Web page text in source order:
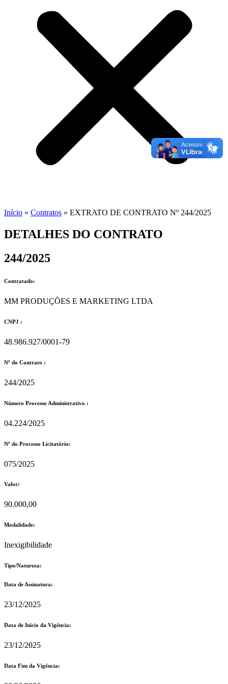
Início » Contratos » EXTRATO DE CONTRATO Nº 244/2025
DETALHES DO CONTRATO​
244/2025
Contratado:
MM PRODUÇÕES E MARKETING LTDA
CNPJ :
48.986.927/0001-79
Nº do Contrato :
244/2025
Número Processo Administrativo :
04.224/2025
Nº do Processo Licitatório:
075/2025
Valor:
90.000,00
Modalidade:
Inexigibilidade
Tipo/Natureza:
Data de Assinatura:
23/12/2025
Data de Início da Vigência:
23/12/2025
Data Fim da Vigência: